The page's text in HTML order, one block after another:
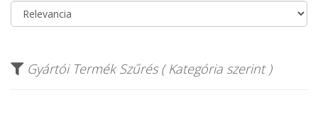
Gyártói Termék Szűrés ( Kategória szerint )